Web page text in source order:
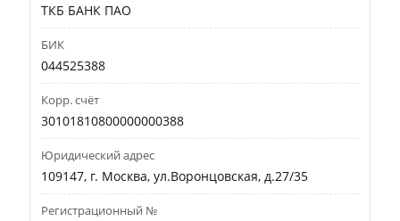
ТКБ БАНК ПАО
БИК
044525388
Корр. счёт
30101810800000000388
Юридический адрес
109147, г. Москва, ул.Воронцовская, д.27/35
Регистрационный №